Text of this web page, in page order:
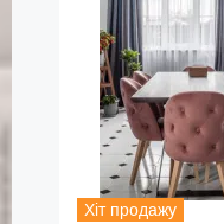
Хіт продажу